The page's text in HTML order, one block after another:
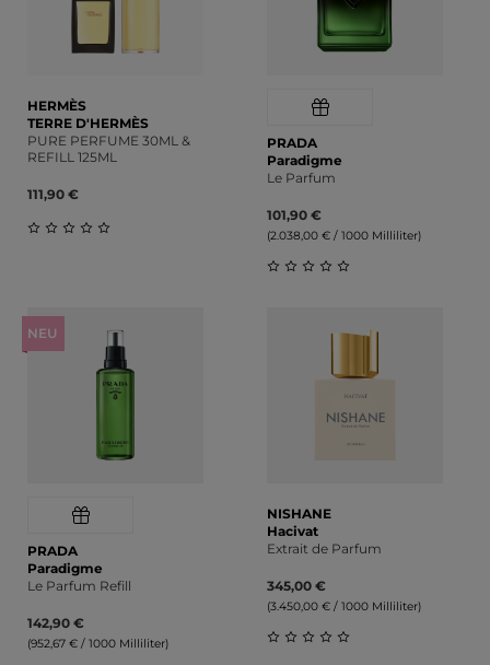
HERMÈS
TERRE D'HERMÈS
PURE PERFUME 30ML &
REFILL 125ML
111,90 €
Durchschnittliche Bewertung von 0 von 5 Sternen
PRADA
Paradigme
Le Parfum
101,90 €
(2.038,00 € / 1000 Milliliter)
NEU
PRADA
Paradigme
Le Parfum Refill
142,90 €
(952,67 € / 1000 Milliliter)
NISHANE
Hacivat
Extrait de Parfum
345,00 €
(3.450,00 € / 1000 Milliliter)